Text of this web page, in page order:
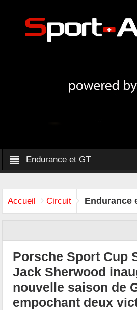
Endurance et GT
Accueil Circuit Endurance
Porsche Sport Cup
Jack Sherwood
nouvelle saison de
empochant deux